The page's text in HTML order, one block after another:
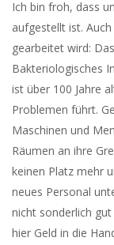
Ich bin froh, dass
aufgestellt ist.
gearbeitet wird:
Bakteriologisches
ist über 100 Jahre
Problemen führt.
Maschinen und
Räumen an ihre
keinen Platz mehr
neues Personal
nicht sonderlich
hier Geld in die